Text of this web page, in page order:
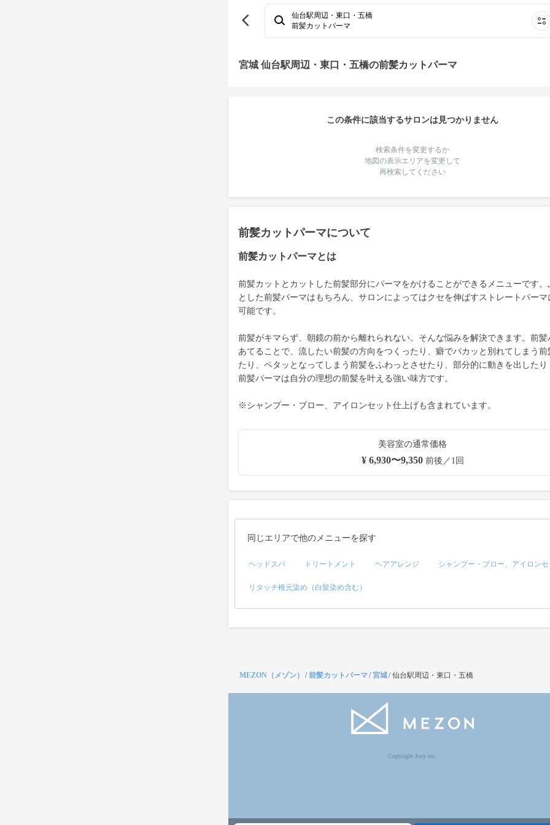
仙台駅周辺・東口・五橋
前髪カットパーマ
宮城 仙台駅周辺・東口・五橋の前髪カットパーマ
この条件に該当するサロンは見つかりません
検索条件を変更するか
地図の表示エリアを変更して
再検索してください
前髪カットパーマについて
前髪カットパーマとは
前髪カットとカットした前髪部分にパーマをかけることができるメニューです。
とした前髪パーマはもちろん、サロンによってはクセを伸ばすストレートパーマ
可能です。
前髪がキマらず、朝鏡の前から離れられない。そんな悩みを解決できます。前髪
あてることで、流したい前髪の方向をつくったり、癖でパカッと別れてしまう前
たり、ペタッとなってしまう前髪をふわっとさせたり、部分的に動きを出したり
前髪パーマは自分の理想の前髪を叶える強い味方です。
※シャンプー・ブロー、アイロンセット仕上げも含まれています。
美容室の通常価格
¥ 6,930〜9,350前後／1回
同じエリアで他のメニューを探す
ヘッドスパ トリートメント ヘアアレンジ シャンプー・ブロー、アイロン
リタッチ根元染め（白髪染め含む）
MEZON（メゾン） /前髪カットパーマ/宮城/仙台駅周辺・東口・五橋
Copyright Jocy inc.